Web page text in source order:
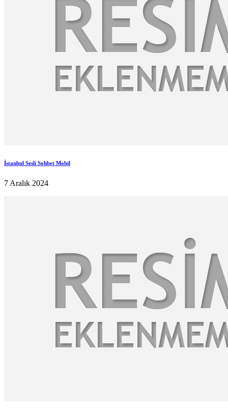
İstanbul Sesli Sohbet Mobil
7 Aralık 2024